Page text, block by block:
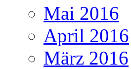
Mai 2016
April 2016
März 2016